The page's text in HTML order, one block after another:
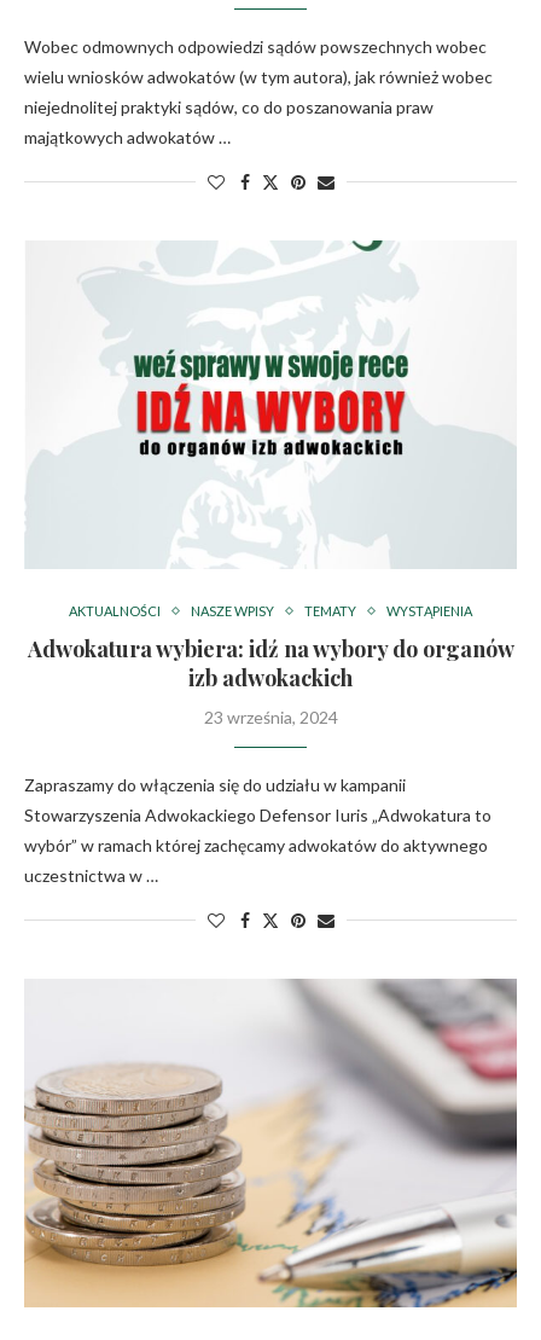
Wobec odmownych odpowiedzi sądów powszechnych wobec
wielu wniosków adwokatów (w tym autora), jak również wobec
niejednolitej praktyki sądów, co do poszanowania praw
majątkowych adwokatów …
AKTUALNOŚCI NASZE WPISY TEMATY WYSTĄPIENIA
Adwokatura wybiera: idź na wybory do organów
izb adwokackich
23 września, 2024
Zapraszamy do włączenia się do udziału w kampanii
Stowarzyszenia Adwokackiego Defensor Iuris „Adwokatura to
wybór” w ramach której zachęcamy adwokatów do aktywnego
uczestnictwa w …